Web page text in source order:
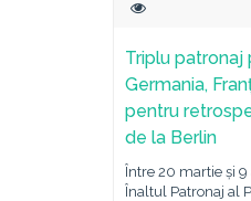
Triplu patronaj
Germania,
pentru
de la Berlin
Între 20 martie și
Înaltul Patronaj al